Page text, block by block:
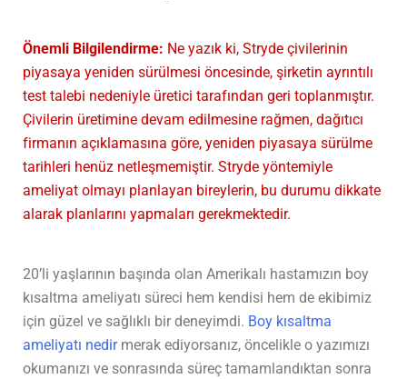
Önemli Bilgilendirme: Ne yazık ki, Stryde çivilerinin
piyasaya yeniden sürülmesi öncesinde, şirketin ayrıntılı
test talebi nedeniyle üretici tarafından geri toplanmıştır.
Çivilerin üretimine devam edilmesine rağmen, dağıtıcı
firmanın açıklamasına göre, yeniden piyasaya sürülme
tarihleri henüz netleşmemiştir. Stryde yöntemiyle
ameliyat olmayı planlayan bireylerin, bu durumu dikkate
alarak planlarını yapmaları gerekmektedir.
20’li yaşlarının başında olan Amerikalı hastamızın boy
kısaltma ameliyatı süreci hem kendisi hem de ekibimiz
için güzel ve sağlıklı bir deneyimdi. Boy kısaltma
ameliyatı nedirmerak ediyorsanız, öncelikle o yazımızı
okumanızı ve sonrasında süreç tamamlandıktan sonra